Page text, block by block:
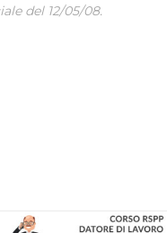
del 12/05/08.